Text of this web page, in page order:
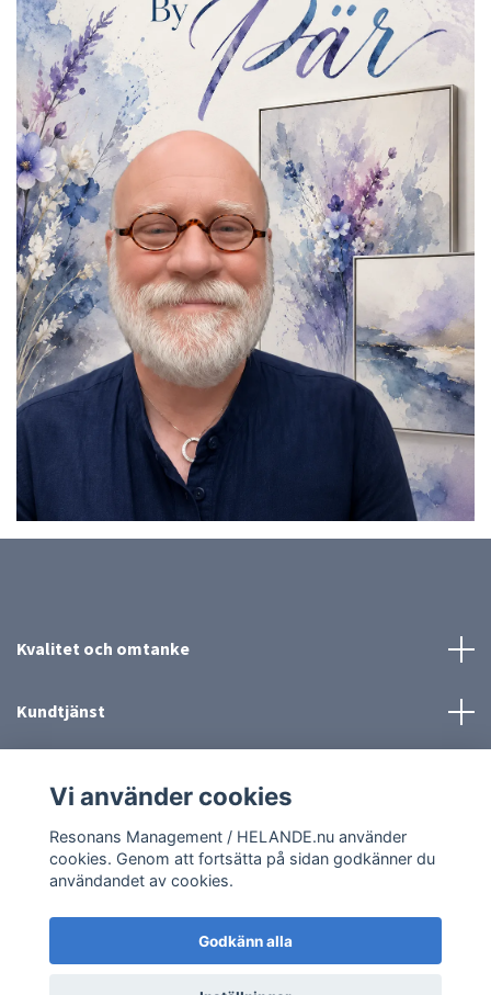
Kvalitet och omtanke
Kundtjänst
Sociala medier
© 2026 Resonans Management
Vi använder cookies
Resonans Management / HELANDE.nu använder
cookies. Genom att fortsätta på sidan godkänner du
användandet av cookies.
Godkänn alla